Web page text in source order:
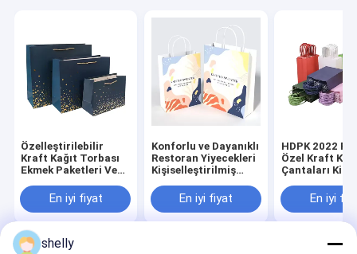
Özelleştirilebilir
Kraft Kağıt Torbası
Ekmek Paketleri Ve
Torbaları Gıda
Paketi Tek
Flexo Baskı
En iyi fiyat
Konforlu ve Dayanıklı
Restoran Yiyecekleri
Kişiselleştirilmiş
ÇantasıEn iyi fiyat
HDPK 2022
Özel Kraft
Çantaları
Hediye Kağıt
Çantaları
En iyi
shelly